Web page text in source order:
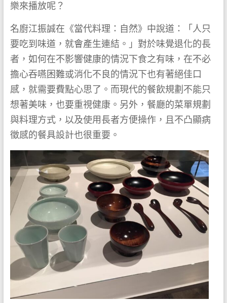
樂來播放呢？
名廚江振誠在《當代料理：自然》中說道：「人只
要吃到味道，就會產生連結。」對於味覺退化的長
者，如何在不影響健康的情況下食之有味，在不必
擔心吞嚥困難或消化不良的情況下也有著絕佳口
感，就需要費點心思了。而現代的餐飲規劃不能只
想著美味，也要重視健康。另外，餐廳的菜單規劃
與料理方式，以及使用長者方便操作，且不凸顯病
徵感的餐具設計也很重要。